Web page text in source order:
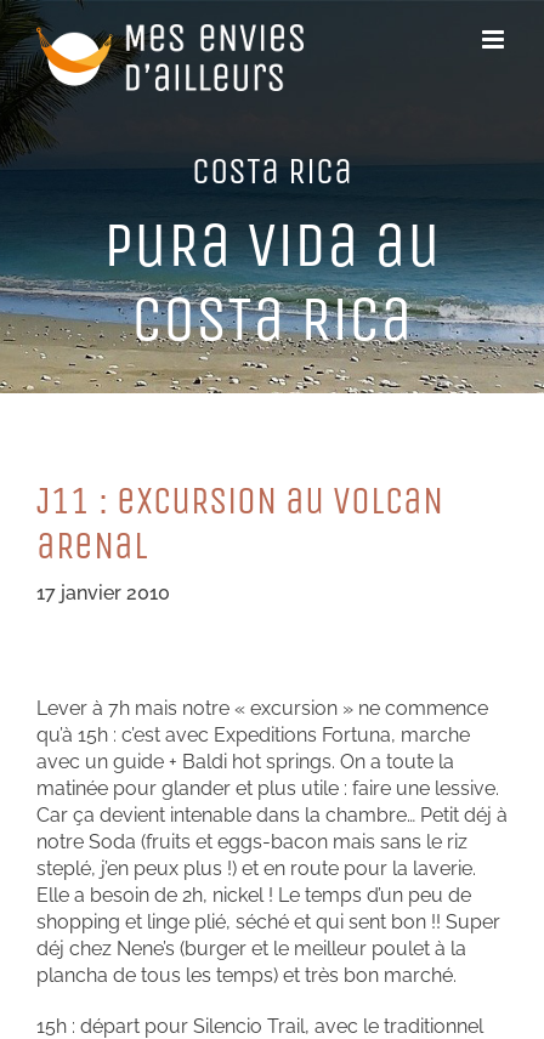
Passer
au
contenu
CoSTa RiCa
PuRa ViDa au
CoSTa RiCa
J11 : eXCuRSioN au VoLCaN
aReNaL
17 janvier 2010
Lever à 7h mais notre « excursion » ne commence
qu’à 15h : c’est avec Expeditions Fortuna, marche
avec un guide + Baldi hot springs. On a toute la
matinée pour glander et plus utile : faire une lessive.
Car ça devient intenable dans la chambre… Petit déj à
notre Soda (fruits et eggs-bacon mais sans le riz
steplé, j’en peux plus !) et en route pour la laverie.
Elle a besoin de 2h, nickel ! Le temps d’un peu de
shopping et linge plié, séché et qui sent bon !! Super
déj chez Nene’s (burger et le meilleur poulet à la
plancha de tous les temps) et très bon marché.
15h : départ pour Silencio Trail, avec le traditionnel